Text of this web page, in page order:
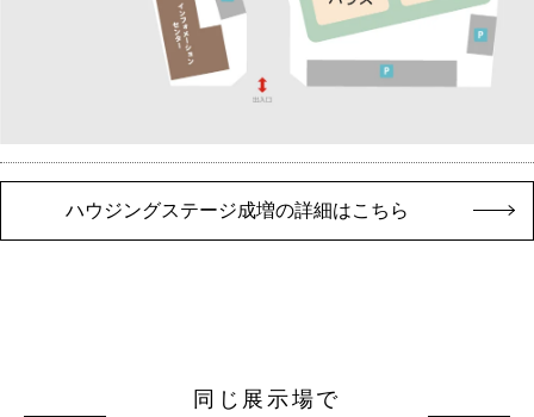
ハウジングステージ成増の詳細はこちら
同じ展示場で